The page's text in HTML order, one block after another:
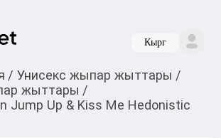
Кырг
/ Унисекс жыпар жыттары /
жыттары /
Jump Up & Kiss Me Hedonistic